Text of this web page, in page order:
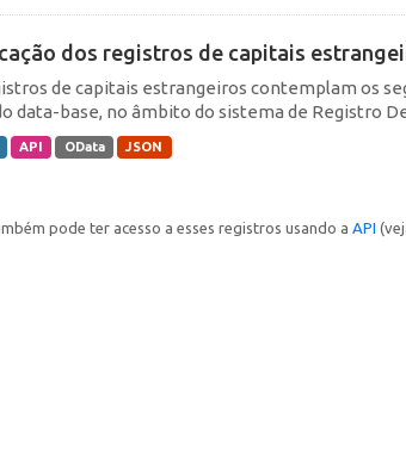
dos registros de capitais
de capitais estrangeiros contemplam os
data-base, no âmbito do sistema de Registro
API OData JSON
pode ter acesso a esses registros usando a API